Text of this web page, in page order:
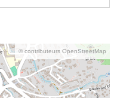
© contributeurs OpenStreetMap